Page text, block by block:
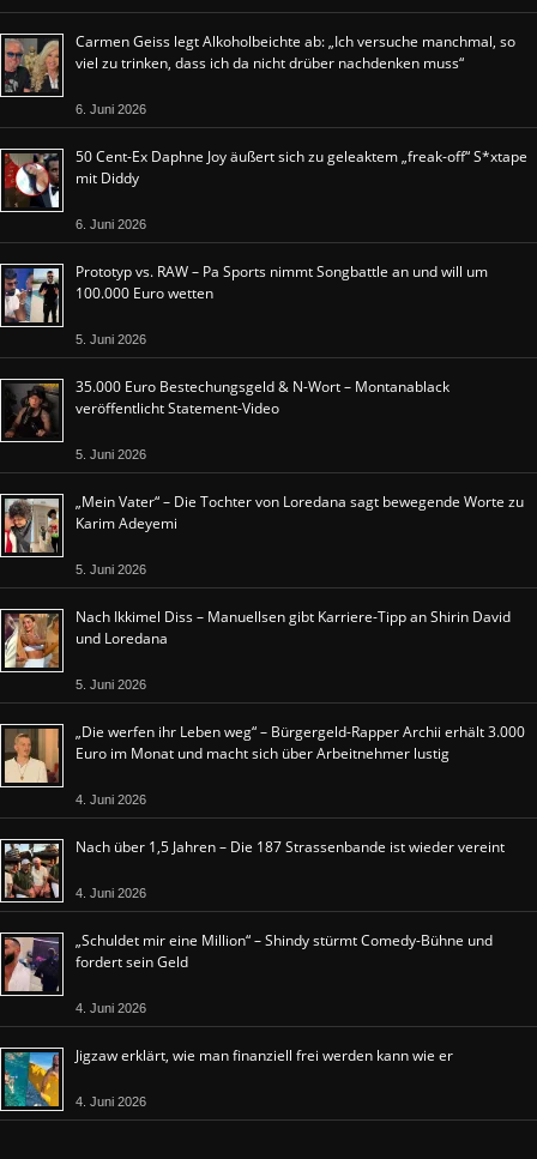
Carmen Geiss legt Alkoholbeichte ab: „Ich versuche manchmal, so
viel zu trinken, dass ich da nicht drüber nachdenken muss“
6. Juni 2026
50 Cent-Ex Daphne Joy äußert sich zu geleaktem „freak-off“ S*xtape
mit Diddy
6. Juni 2026
Prototyp vs. RAW – Pa Sports nimmt Songbattle an und will um
100.000 Euro wetten
5. Juni 2026
35.000 Euro Bestechungsgeld & N-Wort – Montanablack
veröffentlicht Statement-Video
5. Juni 2026
„Mein Vater“ – Die Tochter von Loredana sagt bewegende Worte zu
Karim Adeyemi
5. Juni 2026
Nach Ikkimel Diss – Manuellsen gibt Karriere-Tipp an Shirin David
und Loredana
5. Juni 2026
„Die werfen ihr Leben weg“ – Bürgergeld-Rapper Archii erhält 3.000
Euro im Monat und macht sich über Arbeitnehmer lustig
4. Juni 2026
Nach über 1,5 Jahren – Die 187 Strassenbande ist wieder vereint
4. Juni 2026
„Schuldet mir eine Million“ – Shindy stürmt Comedy-Bühne und
fordert sein Geld
4. Juni 2026
Jigzaw erklärt, wie man finanziell frei werden kann wie er
4. Juni 2026